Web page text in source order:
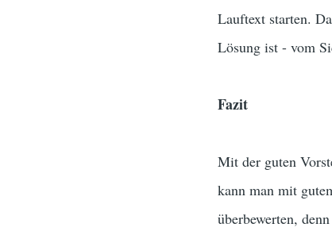
Lauftext starten.
Lösung ist - vom
Fazit
Mit der guten
kann man mit
überbewerten,